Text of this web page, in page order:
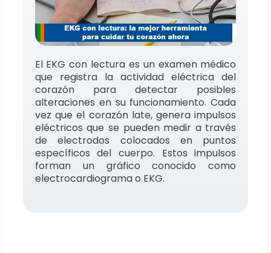
El EKG con lectura es un examen médico
que registra la actividad eléctrica del
corazón para detectar posibles
alteraciones en su funcionamiento. Cada
vez que el corazón late, genera impulsos
eléctricos que se pueden medir a través
de electrodos colocados en puntos
específicos del cuerpo. Estos impulsos
forman un gráfico conocido como
electrocardiograma o EKG.